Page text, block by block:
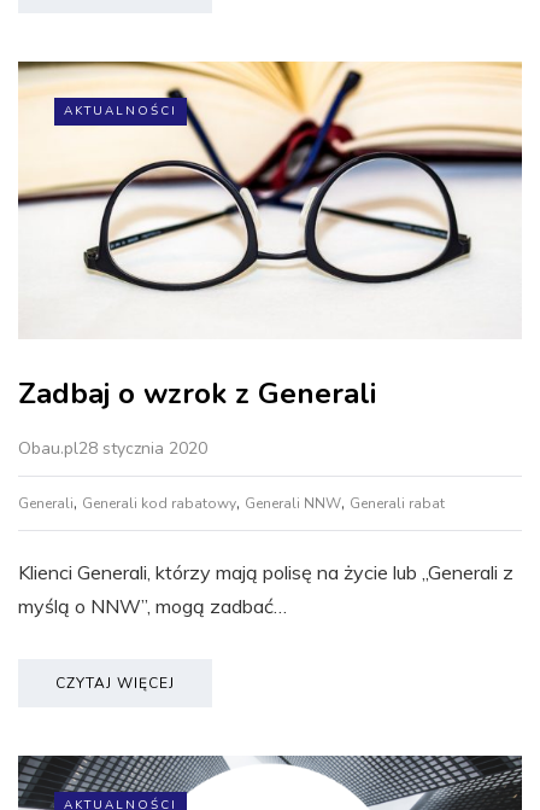
AKTUALNOŚCI
Zadbaj o wzrok z Generali
Obau.pl28 stycznia 2020
Generali, Generali kod rabatowy, Generali NNW, Generali rabat
Klienci Generali, którzy mają polisę na życie lub „Generali z
myślą o NNW”, mogą zadbać…
CZYTAJ WIĘCEJ
AKTUALNOŚCI